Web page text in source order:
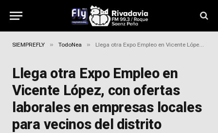
SIEMPREFLY » TodoNea » Llega otra Expo Empleo en Vicente López, con ofertas laborales en empresas locales para vecinos del distrito
Llega otra Expo Empleo en
Vicente López, con ofertas
laborales en empresas locales
para vecinos del distrito